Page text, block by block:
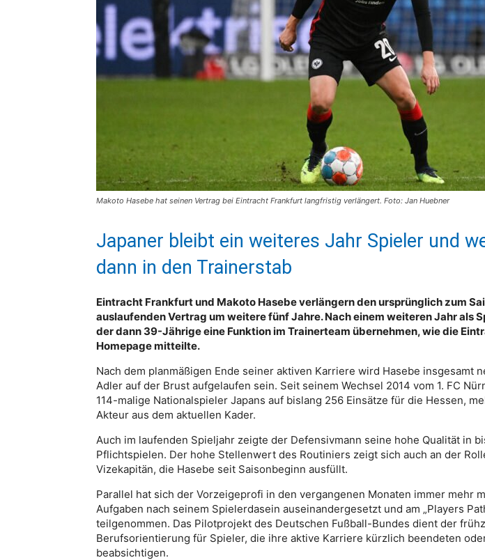
Makoto Hasebe hat seinen Vertrag bei Eintracht Frankfurt langfristig verlängert. Foto: Jan Huebner
Japaner bleibt ein weiteres Jahr Spieler und
dann in den Trainerstab
Eintracht Frankfurt und Makoto Hasebe verlängern den ursprünglich zum
auslaufenden Vertrag um weitere fünf Jahre. Nach einem weiteren Jahr als
der dann 39-Jährige eine Funktion im Trainerteam übernehmen, wie die
Homepage mitteilte.
Nach dem planmäßigen Ende seiner aktiven Karriere wird Hasebe insgesamt
Adler auf der Brust aufgelaufen sein. Seit seinem Wechsel 2014 vom 1. FC
114-malige Nationalspieler Japans auf bislang 256 Einsätze für die Hessen,
Akteur aus dem aktuellen Kader.
Auch im laufenden Spieljahr zeigte der Defensivmann seine hohe Qualität in
Pflichtspielen. Der hohe Stellenwert des Routiniers zeigt sich auch an der
Vizekapitän, die Hasebe seit Saisonbeginn ausfüllt.
Parallel hat sich der Vorzeigeprofi in den vergangenen Monaten immer mehr
Aufgaben nach seinem Spielerdasein auseinandergesetzt und am „Players
teilgenommen. Das Pilotprojekt des Deutschen Fußball-Bundes dient der
Berufsorientierung für Spieler, die ihre aktive Karriere kürzlich beendeten
beabsichtigen.